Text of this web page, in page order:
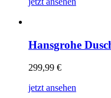
Hansgrohe
299,99 €
jetzt ansehen